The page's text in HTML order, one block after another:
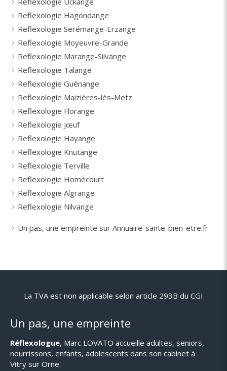
Reflexologie Hagondange
Reflexologie Serémange-Erzange
Reflexologie Moyeuvre-Grande
Reflexologie Marange-Silvange
Reflexologie Talange
Reflexologie Guénange
Reflexologie Maizières-lès-Metz
Reflexologie Florange
Reflexologie Jœuf
Reflexologie Hayange
Reflexologie Knutange
Reflexologie Terville
Reflexologie Homécourt
Reflexologie Algrange
Reflexologie Nilvange
Un pas, une empreinte sur Annuaire-sante-bien-etre.fr
La TVA est non applicable selon article 293B du CGI
Un pas, une empreinte
Réflexologue, Marc LOVATO accueille adultes, seniors,
nourrissons, enfants, adolescents dans son cabinet à
Vitry sur Orne.